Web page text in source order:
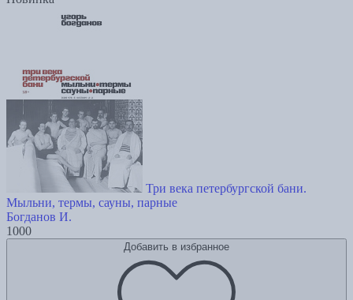
Три века петербургской бани.
Мыльни, термы, сауны, парные
Богданов И.
1000
Добавить в избранное